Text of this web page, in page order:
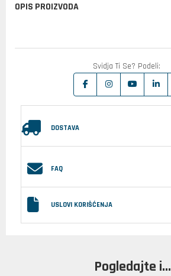
OPIS PROIZVODA
Svidja Ti Se? Podeli:
DOSTAVA
FAQ
USLOVI KORIŠĆENJA
Pogledajte i...